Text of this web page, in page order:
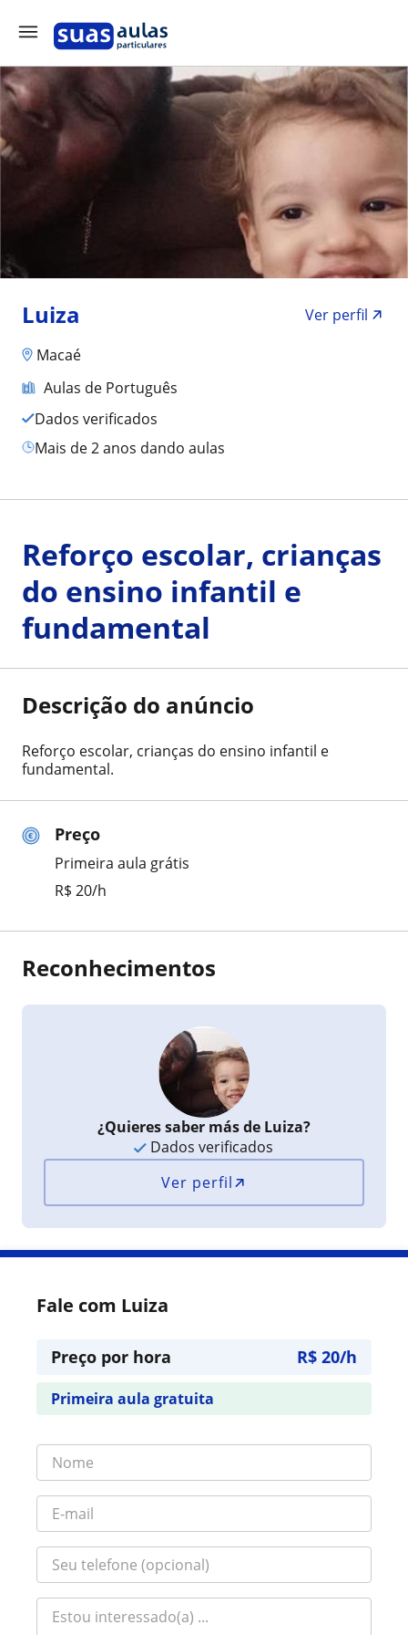
Luiza
Ver perfil
Macaé
Aulas de Português
Dados verificados
mais de 2 anos dando aulas
Preço
Primeira aula grátis
R$ 20/h
Reforço escolar, crianças
do ensino infantil e
fundamental
Descrição do anúncio
Reforço escolar, crianças do ensino infantil e
fundamental.
Reconhecimentos
¿Quieres saber más de Luiza?
Dados verificados
Ver perfil
Fale com Luiza
Preço por hora R$ 20/h
Primeira aula gratuita